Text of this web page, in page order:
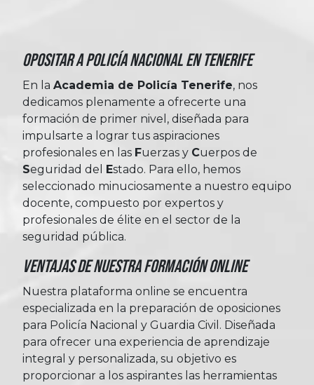
Opositar a Policía Nacional en Tenerife
En la Academia de Policía Tenerife, nos
dedicamos plenamente a ofrecerte una
formación de primer nivel, diseñada para
impulsarte a lograr tus aspiraciones
profesionales en las
Fuerzas y Cuerpos de
Seguridad del Estado. Para ello, hemos
seleccionado minuciosamente a nuestro equipo
docente, compuesto por expertos y
profesionales de élite en el sector de la
seguridad pública.
Ventajas de nuestra formación online
Nuestra plataforma online se encuentra
especializada en la preparación de oposiciones
para Policía Nacional y Guardia Civil. Diseñada
para ofrecer una experiencia de aprendizaje
integral y personalizada, su objetivo es
proporcionar a los aspirantes las herramientas